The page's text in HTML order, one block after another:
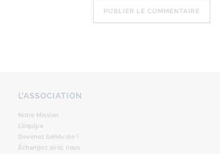
L’ASSOCIATION
Notre Mission
L’équipe
Devenez bénévole !
Échangez avec nous